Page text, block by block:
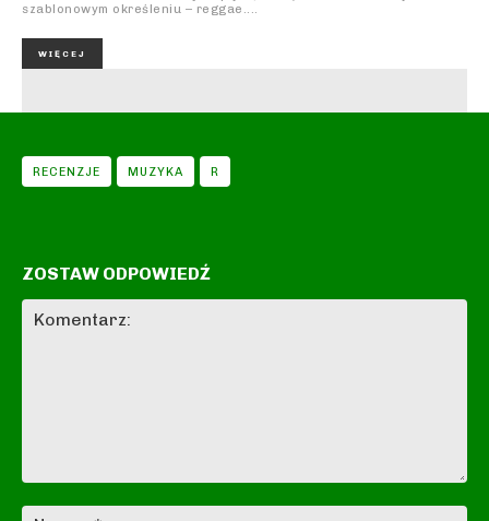
szablonowym określeniu – reggae....
WIĘCEJ
RECENZJE MUZYKA R
ZOSTAW ODPOWIEDŹ